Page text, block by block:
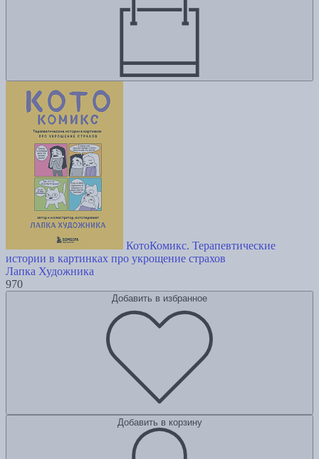
КотоКомикс. Терапевтические
истории в картинках про укрощение страхов
Лапка Художника
970
Добавить в избранное
Добавить в корзину